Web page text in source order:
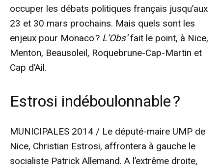
occuper les débats politiques français jusqu’aux
23 et 30 mars prochains. Mais quels sont les
enjeux pour Monaco ? L’Obs’fait le point, à Nice,
Menton, Beausoleil, Roquebrune-Cap-Martin et
Cap d’Ail.
Estrosi indéboulonnable ?
MUNICIPALES 2014 / Le député-maire UMP de
Nice, Christian Estrosi, affrontera à gauche le
socialiste Patrick Allemand. A l’extrême droite,